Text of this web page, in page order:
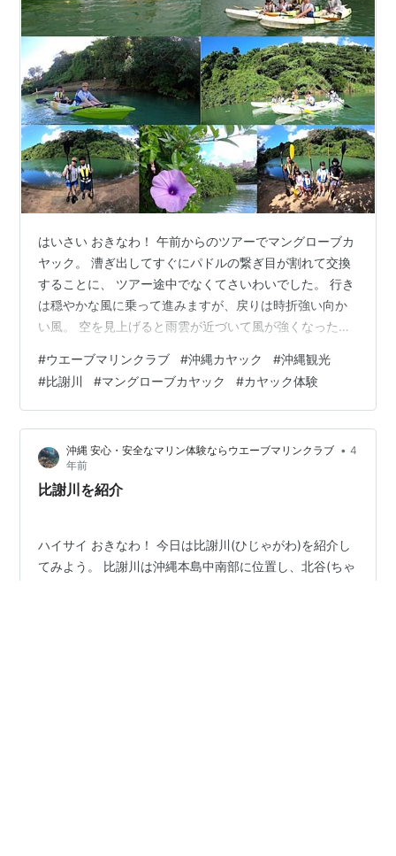
はいさい おきなわ！ 午前からのツアーでマングローブカ
ヤック。 漕ぎ出してすぐにパドルの繋ぎ目が割れて交換
することに、 ツアー途中でなくてさいわいでした。 行き
は穏やかな風に乗って進みますが、戻りは時折強い向か
い風。 空を見上げると雨雲が近づいて風が強くなった訳
なりますように！ 比謝川マングローブカヤックならウエ
ーブマリンクラブ。 カヤック経験の豊富な頼れるカヤッ
クガイドがはじめての方から 丁寧に漕ぎ方をレクチャー
して安心・安全で楽しいツアーを開催しています。
Google レビュー4.9☆の沖縄カヤック店です。 Sign in -
Goog…
#ウエーブマリンクラブ #沖縄カヤック #沖縄観光
#比謝川 #マングローブカヤック #カヤック体験
沖縄 安心・安全なマリン体験ならウエーブマリンクラブ • 4
年前
比謝川を紹介